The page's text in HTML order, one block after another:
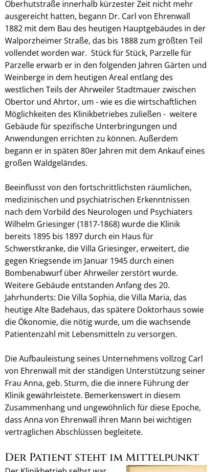
Oberhutstraße innerhalb kürzester Zeit nicht mehr
ausgereicht hatten, begann Dr. Carl von Ehrenwall
1882 mit dem Bau des heutigen Hauptgebäudes in der
Walporzheimer Straße, das bis 1888 zum größten Teil
vollendet worden war. Stück für Stück, Parzelle für
Parzelle erwarb er in den folgenden Jahren Gärten und
Weinberge in dem heutigen Areal entlang des
westlichen Teils der Ahrweiler Stadtmauer zwischen
Obertor und Ahrtor, um - wie es die wirtschaftlichen
Möglichkeiten des Klinikbetriebes zuließen - weitere
Gebäude für spezifische Unterbringungen und
Anwendungen errichten zu können. Außerdem
begann er in späten 80er Jahren mit dem Ankauf eines
großen Waldgeländes.
Beeinflusst von den fortschrittlichsten räumlichen,
medizinischen und psychiatrischen Erkenntnissen
nach dem Vorbild des Neurologen und Psychiaters
Wilhelm Griesinger (1817-1868) wurde die Klinik
bereits 1895 bis 1897 durch ein Haus für
Schwerstkranke, die Villa Griesinger, erweitert, die
gegen Kriegsende im Januar 1945 durch einen
Bombenabwurf über Ahrweiler zerstört wurde.
Weitere Gebäude entstanden Anfang des 20.
Jahrhunderts: Die Villa Sophia, die Villa Maria, das
heutige Alte Badehaus, das spätere Doktorhaus sowie
die Ökonomie, die nötig wurde, um die wachsende
Patientenzahl mit Lebensmitteln zu versorgen.
Die Aufbauleistung seines Unternehmens vollzog Carl
von Ehrenwall mit der ständigen Unterstützung seiner
Frau Anna, geb. Sturm, die die innere Führung der
Klinik gewährleistete. Bemerkenswert in diesem
Zusammenhang und ungewöhnlich für diese Epoche,
dass Anna von Ehrenwall ihren Mann bei wichtigen
vertraglichen Abschlüssen begleitete.
Der Patient steht im Mittelpunkt